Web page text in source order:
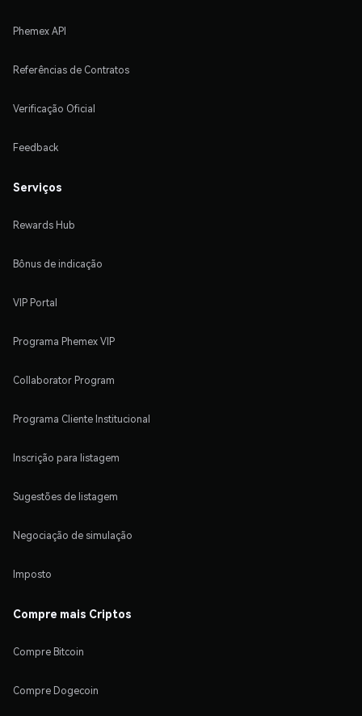
Phemex API
Referências de Contratos
Verificação Oficial
Feedback
Serviços
Rewards Hub
Bônus de indicação
VIP Portal
Programa Phemex VIP
Collaborator Program
Programa Cliente Institucional
Inscrição para listagem
Sugestões de listagem
Negociação de simulação
Imposto
Compre mais Criptos
Compre Bitcoin
Compre Dogecoin